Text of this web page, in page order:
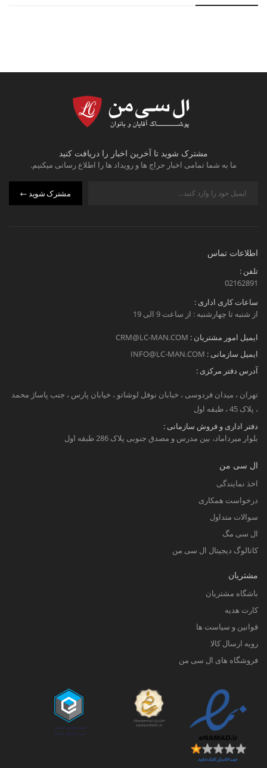
مشترک شوید تا آخرین اخبار را دریافت کنید
ما به شما تمامی اخبار حراج ها و رویداد ها را اطلاع رسانی میکنیم.
مشترک شوید
اطلاعات تماس
تلفن :
02162891
ساعات کاری اداری :
از شنبه تا چهارشنبه : از ساعت 9 الی 19
ایمیل امور مشتریان : CRM@LC-MAN.COM
ایمیل سازمانی : INFO@LC-MAN.COM
آدرس دفتر مرکزی :
تهران ، میدان فردوسی ، خبابان نوفل لوشاتو ، خیابان پارس ، جنب پاساژ محمد
، پلاک 45 ، طبقه اول
دفتر اداری و فروش سازمانی :
بلوار میرداماد، بین مدرس و مصدق جنوبی پلاک 286 طبقه اول
ال سی من
اخذ نمایندگی
درخواست همکاری
سوالات متداول
ال سی مگ
کاتالوگ دیجیتال ال سی من
مشتریان
باشگاه مشتریان
کارت هدیه
قوانین و سیاست ها
رویه ارسال کالا
فروشگاه های ال سی من